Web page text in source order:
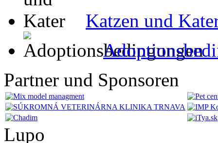
Katzen und
Partner und Sponsoren
Lupo